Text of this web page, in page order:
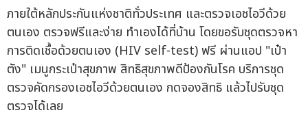
ภายใต้หลักประกันแห่งชาติทั่วประเทศ และตรวจเอชไอวีด้วย
ตนเอง ตรวจฟรีและง่าย ทำเองได้ที่บ้าน โดยขอรับชุดตรวจหา
การติดเชื้อด้วยตนเอง (HIV self-test) ฟรี ผ่านแอป "เป๋า
ตัง" เมนูกระเป๋าสุขภาพ สิทธิสุขภาพดีป้องกันโรค บริการชุด
ตรวจคัดกรองเอชไอวีด้วยตนเอง กดจองสิทธิ แล้วไปรับชุด
ตรวจได้เลย